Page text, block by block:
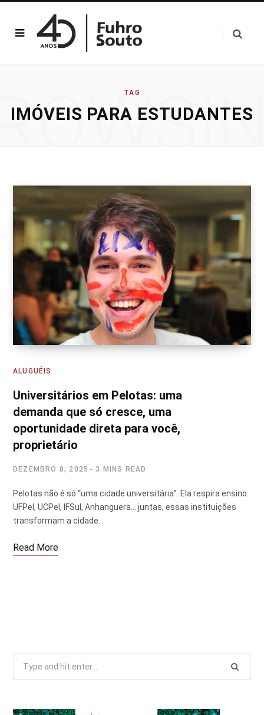
TAG
IMÓVEIS PARA ESTUDANTES
ALUGUÉIS
Universitários em Pelotas: uma
demanda que só cresce, uma
oportunidade direta para você,
proprietário
DEZEMBRO 8, 2025 3 MINS READ
Pelotas não é só “uma cidade universitária”. Ela respira ensino.
UFPel, UCPel, IFSul, Anhanguera… juntas, essas instituições
transformam a cidade…
Read More
Search